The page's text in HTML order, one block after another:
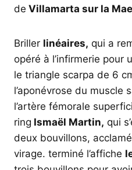
de Villamarta sur la
Briller linéaires, qui a
opéré à l’infirmerie pour
le triangle scarpa de 6
l’aponévrose du muscle
l’artère fémorale
ring Ismaël Martin, qui
deux bouvillons,
virage. terminé l’affiche